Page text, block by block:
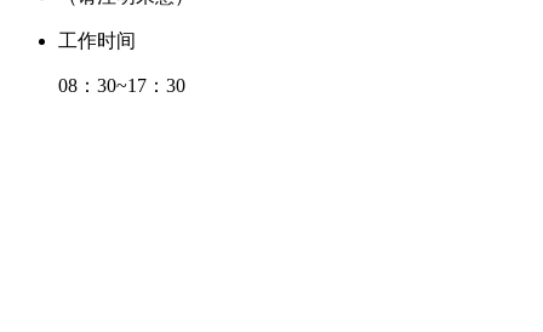
工作时间
08：30~17：30